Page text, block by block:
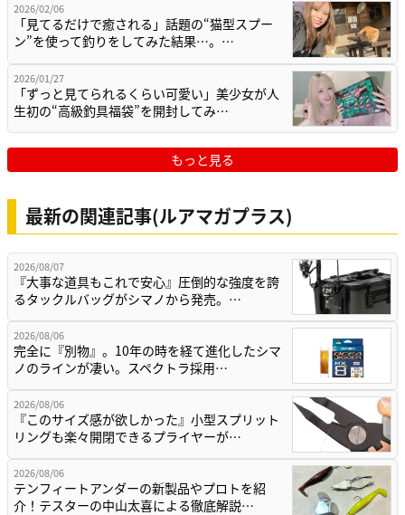
2026/02/06
「見てるだけで癒される」話題の“猫型スプー
ン”を使って釣りをしてみた結果…。…
2026/01/27
「ずっと見てられるくらい可愛い」美少女が人
生初の“高級釣具福袋”を開封してみ…
もっと見る
最新の関連記事(ルアマガプラス)
2026/08/07
『大事な道具もこれで安心』圧倒的な強度を誇
るタックルバッグがシマノから発売。…
2026/08/06
完全に『別物』。10年の時を経て進化したシマ
ノのラインが凄い。スペクトラ採用…
2026/08/06
『このサイズ感が欲しかった』小型スプリット
リングも楽々開閉できるプライヤーが…
2026/08/06
テンフィートアンダーの新製品やプロトを紹
介！テスターの中山太喜による徹底解説…